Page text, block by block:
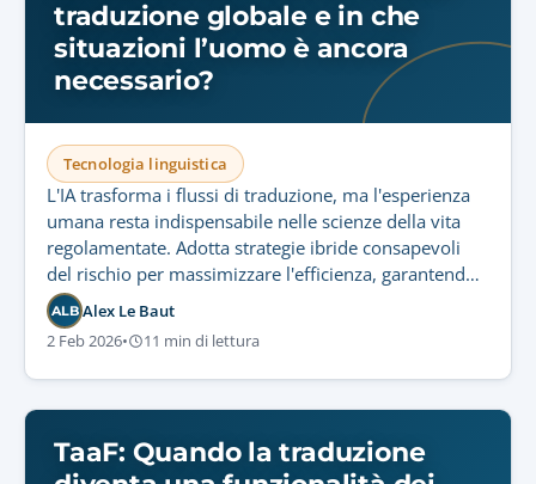
traduzione globale e in che
situazioni l’uomo è ancora
necessario?
Tecnologia linguistica
L'IA trasforma i flussi di traduzione, ma l'esperienza
umana resta indispensabile nelle scienze della vita
regolamentate. Adotta strategie ibride consapevoli
del rischio per massimizzare l'efficienza, garantendo
conformità rigorosa e sicurezza del paziente.
ALB Alex Le Baut
2 Feb 2026• 11 min di lettura
TaaF: Quando la traduzione